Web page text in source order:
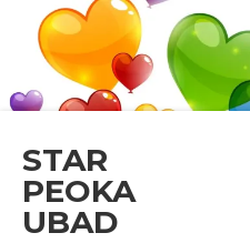
STAR
PEOKA
UBAD